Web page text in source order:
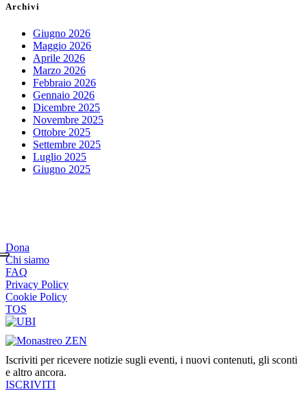
Archivi
Giugno 2026
Maggio 2026
Aprile 2026
Marzo 2026
Febbraio 2026
Gennaio 2026
Dicembre 2025
Novembre 2025
Ottobre 2025
Settembre 2025
Luglio 2025
Giugno 2025
Dona
Chi siamo
FAQ
Privacy Policy
Cookie Policy
TOS
Iscriviti per ricevere notizie sugli eventi, i nuovi contenuti, gli sconti
e altro ancora.
ISCRIVITI